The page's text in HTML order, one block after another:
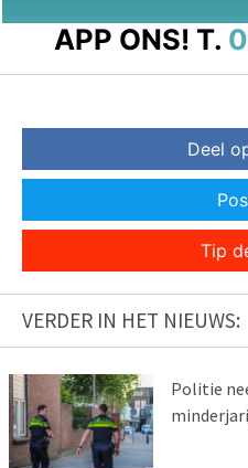
APP ONS! T.
Deel
Tip
VERDER IN HET NIEUWS:
Politie